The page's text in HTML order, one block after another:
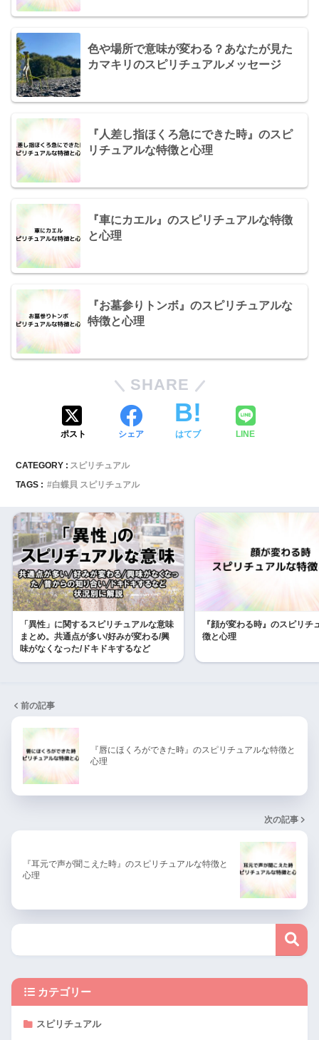
色や場所で意味が変わる？あなたが見た
カマキリのスピリチュアルメッセージ
『人差し指ほくろ急にできた時』のスピ
リチュアルな特徴と心理
『車にカエル』のスピリチュアルな特徴
と心理
『お墓参りトンボ』のスピリチュアルな
特徴と心理
SHARE
ポスト シェア はてブ LINE
CATEGORY : スピリチュアル
TAGS :
白蝶貝 スピリチュアル
「異性」に関するスピリチュアルな意味
まとめ。共通点が多い/好みが変わる/興
味がなくなった/ドキドキするなど
『顔が変わる時』のスピリチ
徴と心理
前の記事
『唇にほくろができた時』のスピリチュアルな特徴と
心理
次の記事
『耳元で声が聞こえた時』のスピリチュアルな特徴と
心理
カテゴリー
スピリチュアル